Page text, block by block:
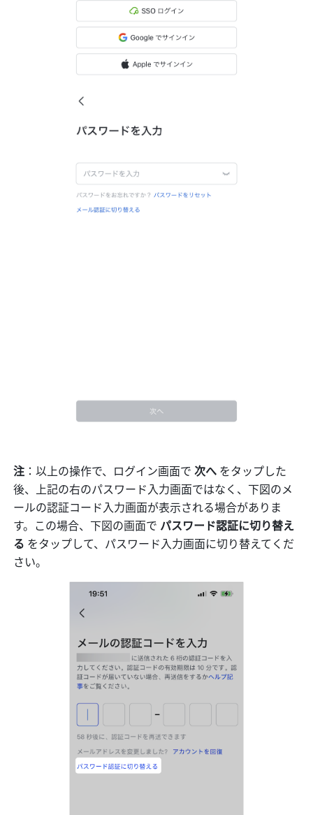
注 ：以上の操作で、ログイン画面で 次へ をタップした
後、上記の右のパスワード入力画面ではなく、下図のメ
ールの認証コード入力画面が表示される場合がありま
す。この場合、下図の画面で パスワード認証に切り替え
る をタップして、パスワード入力画面に切り替えてくだ
さい。